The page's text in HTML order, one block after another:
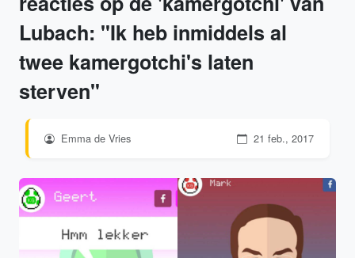
Lubach: "Ik heb inmiddels al
twee kamergotchi's laten
sterven"
Emma de Vries 21 feb., 2017